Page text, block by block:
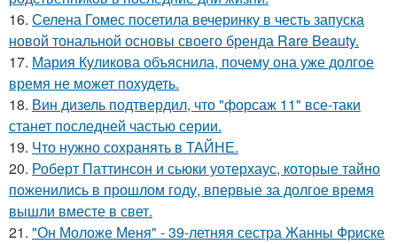
16. Селена Гомес посетила вечеринку в честь запуска
новой тональной основы своего бренда Rare Beauty.
17. Мария Куликова объяснила, почему она уже долгое
время не может похудеть.
18. Вин дизель подтвердил, что "форсаж 11" все-таки
станет последней частью серии.
19. Что нужно сохранять в ТАЙНЕ.
20. Роберт Паттинсон и сьюки уотерхаус, которые тайно
поженились в прошлом году, впервые за долгое время
вышли вместе в свет.
21. "Он Моложе Меня" - 39-летняя сестра Жанны Фриске